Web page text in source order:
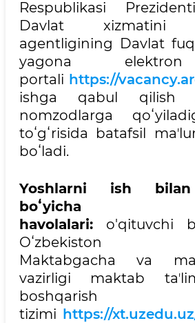
Respublikasi
Davlat xizmatini
agentligining Davlat
yagona
portali https://
ishga qabul qilish
nomzodlarga
toʻgʻrisida batafsil
boʻladi.
Yoshlarni ish bilan
boʻyicha
havolalari: o'qituvchi
Oʻzbekiston
Maktabgacha va
vazirligi maktab
boshqarish
tizimi https://